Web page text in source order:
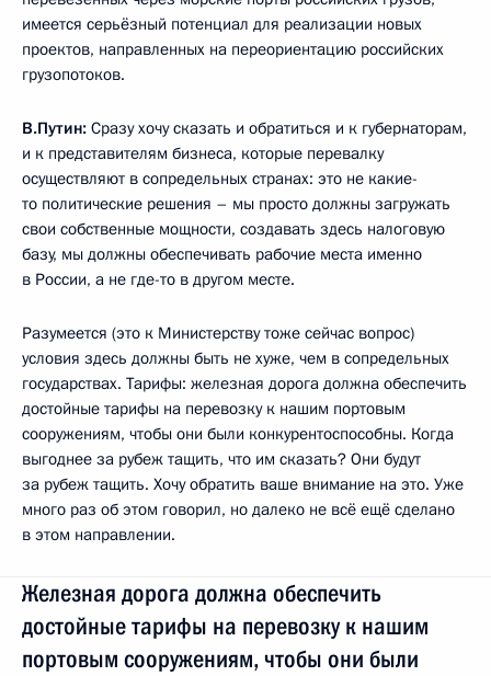
имеется серьёзный потенциал для реализации новых
проектов, направленных на переориентацию российских
грузопотоков.
В.Путин: Сразу хочу сказать и обратиться и к губернаторам,
и к представителям бизнеса, которые перевалку
осуществляют в сопредельных странах: это не какие-
то политические решения – мы просто должны загружать
свои собственные мощности, создавать здесь налоговую
базу, мы должны обеспечивать рабочие места именно
в России, а не где-то в другом месте.
Разумеется (это к Министерству тоже сейчас вопрос)
условия здесь должны быть не хуже, чем в сопредельных
государствах. Тарифы: железная дорога должна обеспечить
достойные тарифы на перевозку к нашим портовым
сооружениям, чтобы они были конкурентоспособны. Когда
выгоднее за рубеж тащить, что им сказать? Они будут
за рубеж тащить. Хочу обратить ваше внимание на это. Уже
много раз об этом говорил, но далеко не всё ещё сделано
в этом направлении.
Железная дорога должна обеспечить
достойные тарифы на перевозку к нашим
портовым сооружениям, чтобы они были